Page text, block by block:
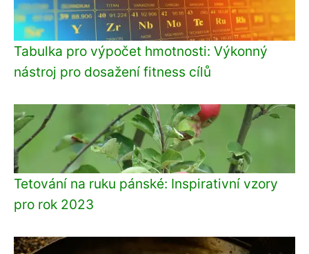
Tabulka pro výpočet hmotnosti: Výkonný
nástroj pro dosažení fitness cílů
Tetování na ruku pánské: Inspirativní vzory
pro rok 2023